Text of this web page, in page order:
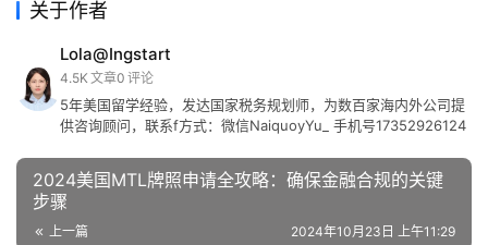
关于作者
Lola@Ingstart
4.5K 文章0 评论
5年美国留学经验，发达国家税务规划师，为数百家海内外公司提
供咨询顾问，联系f方式：微信NaiquoyYu_ 手机号17352926124
2024美国MTL牌照申请全攻略：确保金融合规的关键
步骤
上一篇 2024年10月23日 上午11:29